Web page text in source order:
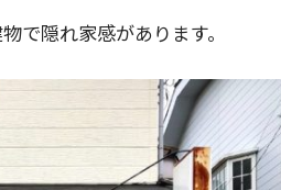
で隠れ家感があります。